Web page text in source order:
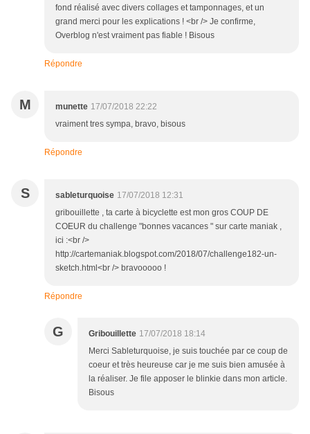
fond réalisé avec divers collages et tamponnages, et un
grand merci pour les explications ! <br /> Je confirme,
Overblog n'est vraiment pas fiable ! Bisous
Répondre
M munette 17/07/2018 22:22
vraiment tres sympa, bravo, bisous
Répondre
S sableturquoise 17/07/2018 12:31
gribouillette , ta carte à bicyclette est mon gros COUP DE
COEUR du challenge "bonnes vacances " sur carte maniak ,
ici :<br />
http://cartemaniak.blogspot.com/2018/07/challenge182-un-
sketch.html<br /> bravooooo !
Répondre
G Gribouillette 17/07/2018 18:14
Merci Sableturquoise, je suis touchée par ce coup de
coeur et très heureuse car je me suis bien amusée à
la réaliser. Je file apposer le blinkie dans mon article.
Bisous